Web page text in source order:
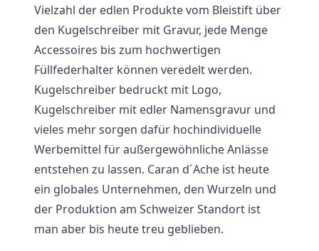
Vielzahl der edlen Produkte vom Bleistift über
den Kugelschreiber mit Gravur, jede Menge
Accessoires bis zum hochwertigen
Füllfederhalter können veredelt werden.
Kugelschreiber bedruckt mit Logo,
Kugelschreiber mit edler Namensgravur und
vieles mehr sorgen dafür hochindividuelle
Werbemittel für außergewöhnliche Anlässe
entstehen zu lassen. Caran d´Ache ist heute
ein globales Unternehmen, den Wurzeln und
der Produktion am Schweizer Standort ist
man aber bis heute treu geblieben.